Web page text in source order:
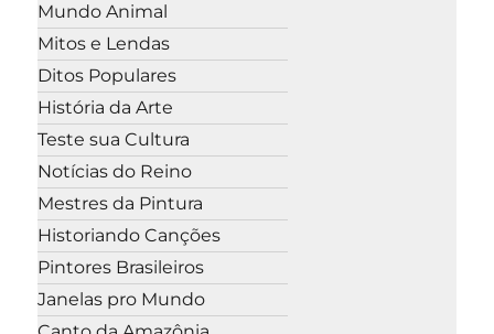
Mundo Animal
Mitos e Lendas
Ditos Populares
História da Arte
Teste sua Cultura
Notícias do Reino
Mestres da Pintura
Historiando Canções
Pintores Brasileiros
Janelas pro Mundo